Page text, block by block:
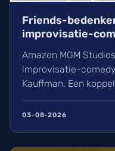
Friends-
improvisatie-
Amazon MGM
improvisatie-
Kauffman. Een
droomhuis op
03-08-2026